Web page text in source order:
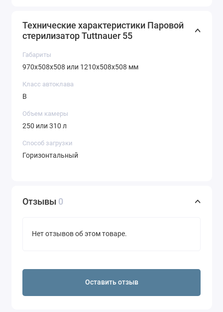
Технические характеристики Паровой
стерилизатор Tuttnauer 55
Габариты
970x508x508 или 1210x508x508 мм
Класс автоклава
B
Объем камеры
250 или 310 л
Способ загрузки
Горизонтальный
Отзывы 0
Нет отзывов об этом товаре.
Оставить отзыв